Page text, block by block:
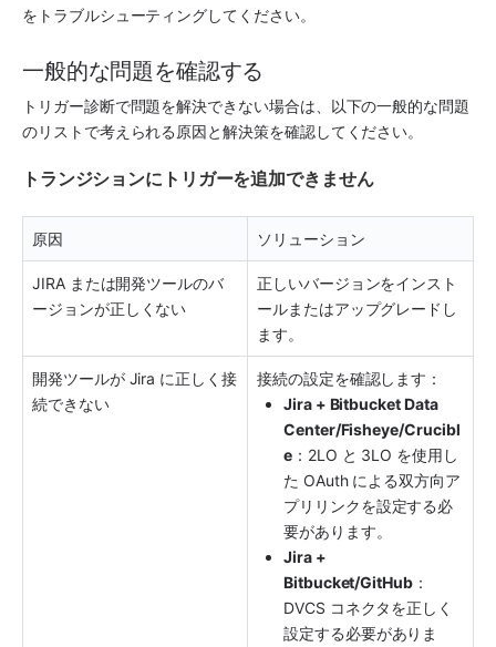
をトラブルシューティングしてください。
一般的な問題を確認する
トリガー診断で問題を解決できない場合は、以下の一般的な問題
のリストで考えられる原因と解決策を確認してください。
トランジションにトリガーを追加できません
原因 ソリューション
JIRA または開発ツールのバ
ージョンが正しくない
正しいバージョンをインスト
ールまたはアップグレードし
ます。
開発ツールが Jira に正しく接
続できない
接続の設定を確認します：
Jira + Bitbucket Data
Center/Fisheye/Crucibl
e：2LO と 3LO を使用し
た OAuth による双方向ア
プリリンクを設定する必
要があります。
Jira +
Bitbucket/GitHub：
DVCS コネクタを正しく
設定する必要がありま